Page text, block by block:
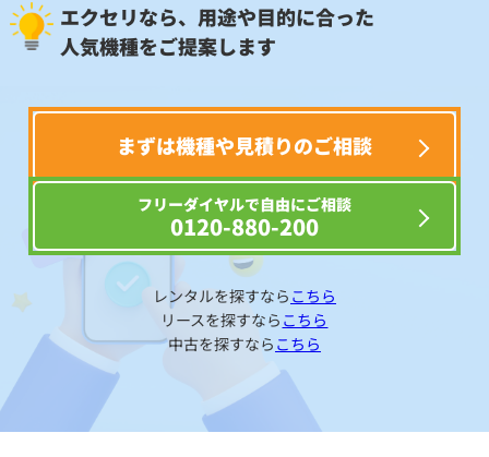
エクセリなら、用途や目的に合った
人気機種をご提案します
まずは機種や見積りのご相談
フリーダイヤルで自由にご相談
0120-880-200
レンタルを探すなら こちら
リースを探すなら こちら
中古を探すなら こちら